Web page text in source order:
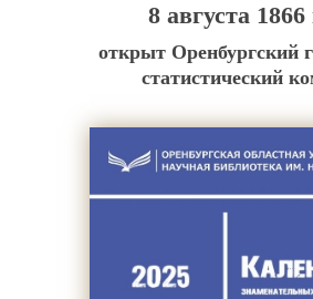
8 августа 1866
открыт Оренбургский
статистический